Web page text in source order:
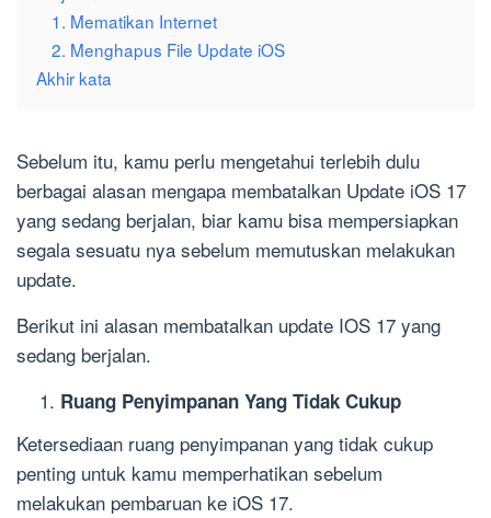
1. Mematikan Internet
2. Menghapus File Update iOS
Akhir kata
Sebelum itu, kamu perlu mengetahui terlebih dulu
berbagai alasan mengapa membatalkan Update iOS 17
yang sedang berjalan, biar kamu bisa mempersiapkan
segala sesuatu nya sebelum memutuskan melakukan
update.
Berikut ini alasan membatalkan update IOS 17 yang
sedang berjalan.
Ruang Penyimpanan Yang Tidak Cukup
Ketersediaan ruang penyimpanan yang tidak cukup
penting untuk kamu memperhatikan sebelum
melakukan pembaruan ke iOS 17.